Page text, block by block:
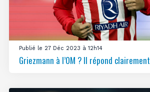
Publié le 27 Déc 2023 à 12h14
Griezmann à l’OM ? Il répond clairement